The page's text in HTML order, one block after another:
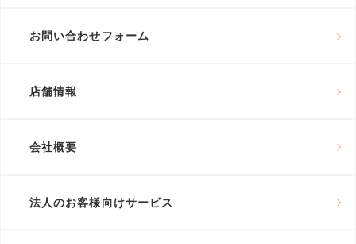
お問い合わせフォーム
店舗情報
会社概要
法人のお客様向けサービス